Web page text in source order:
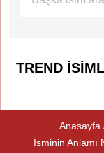
TREND
Anasayfa
İsminin Anlamı